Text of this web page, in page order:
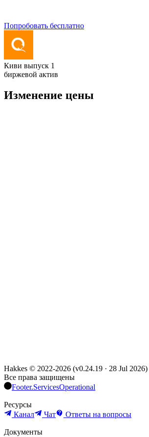
Попробовать бесплатно
Киви выпуск 1
биржевой актив
Изменение цены
Hakkes © 2022-2026 (v0.24.19 · 28 Jul 2026)
Все права защищены
Footer.ServicesOperational
Ресурсы
Канал
Чат Ответы на вопросы
Документы